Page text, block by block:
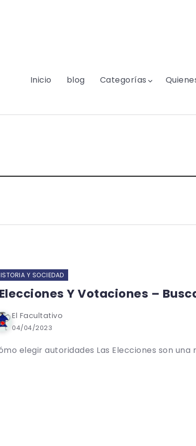
Inicio blog Categorías
Y SOCIEDAD
Y Votaciones –
El Facultativo
04/04/2023
elegir autoridades Las Elecciones son